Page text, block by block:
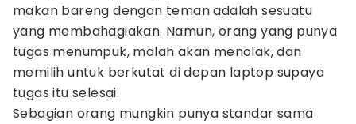
makan bareng dengan teman adalah sesuatu
yang membahagiakan. Namun, orang yang punya
tugas menumpuk, malah akan menolak, dan
memilih untuk berkutat di depan laptop supaya
tugas itu selesai.
Sebagian orang mungkin punya standar sama